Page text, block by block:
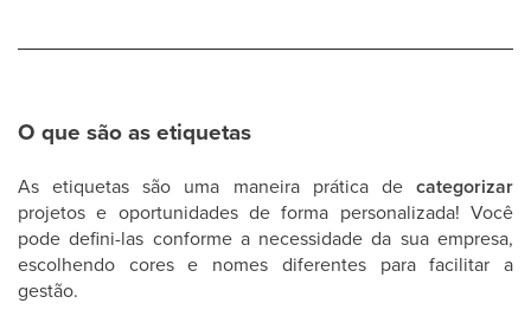
O que são as etiquetas
As etiquetas são uma maneira prática de categorizar
projetos e oportunidades de forma personalizada! Você
pode defini-las conforme a necessidade da sua empresa,
escolhendo cores e nomes diferentes para facilitar a
gestão.